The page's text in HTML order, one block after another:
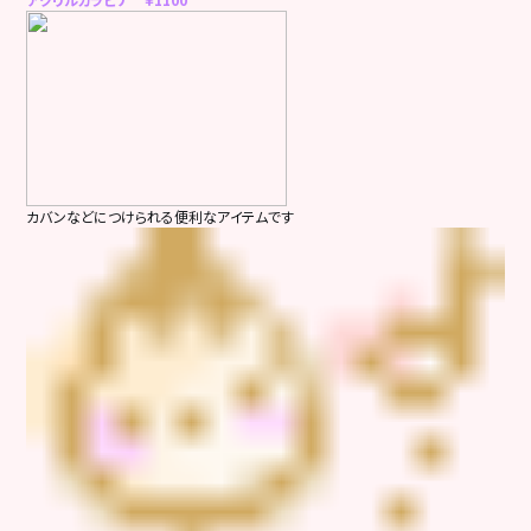
カバンなどにつけられる便利なアイテムです